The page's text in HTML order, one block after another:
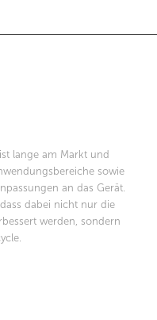
lange am Markt und
sowie
an das Gerät.
dabei nicht nur die
werden, sondern